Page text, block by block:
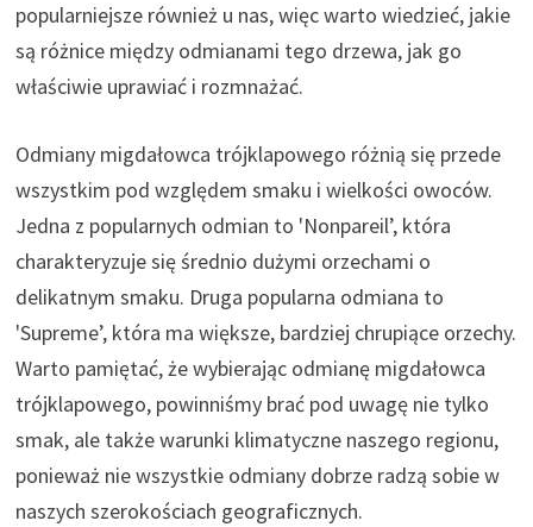
popularniejsze również u nas, więc warto wiedzieć, jakie
są różnice między odmianami tego drzewa, jak go
właściwie uprawiać i rozmnażać.
Odmiany migdałowca trójklapowego różnią się przede
wszystkim pod względem smaku i wielkości owoców.
Jedna z popularnych odmian to 'Nonpareil’, która
charakteryzuje się średnio dużymi orzechami o
delikatnym smaku. Druga popularna odmiana to
'Supreme’, która ma większe, bardziej chrupiące orzechy.
Warto pamiętać, że wybierając odmianę migdałowca
trójklapowego, powinniśmy brać pod uwagę nie tylko
smak, ale także warunki klimatyczne naszego regionu,
ponieważ nie wszystkie odmiany dobrze radzą sobie w
naszych szerokościach geograficznych.